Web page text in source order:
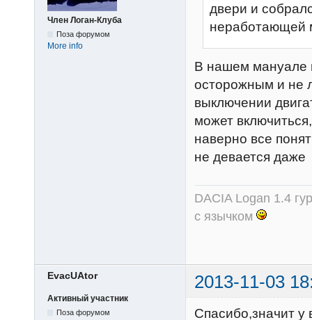
Член Логан-Клуба
Поза форумом
More info
двери и
неработающей
В нашем мануале
осторожным и не
выключении
может
наверно все
не девается даже
DACIA Logan 1.4
с язычком
EvacUAtor 2013-11-03
Активный участник
Поза форумом Спасибо,значит у